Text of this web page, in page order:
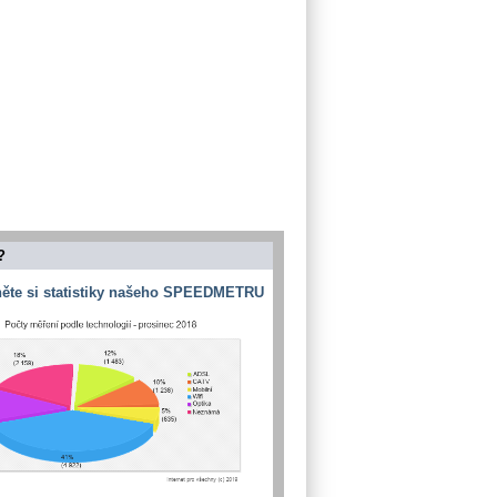
si statistiky našeho SPEEDMETRU